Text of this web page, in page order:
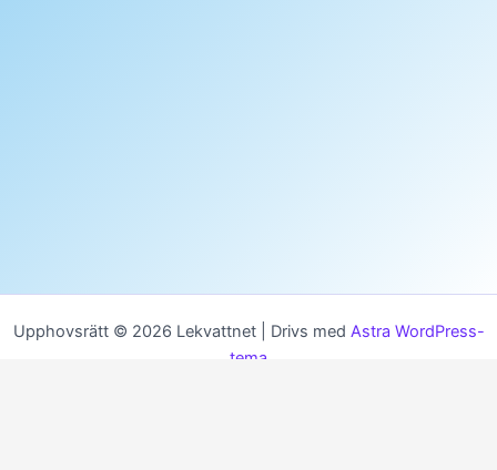
Upphovsrätt © 2026 Lekvattnet | Drivs med Astra WordPress-
tema